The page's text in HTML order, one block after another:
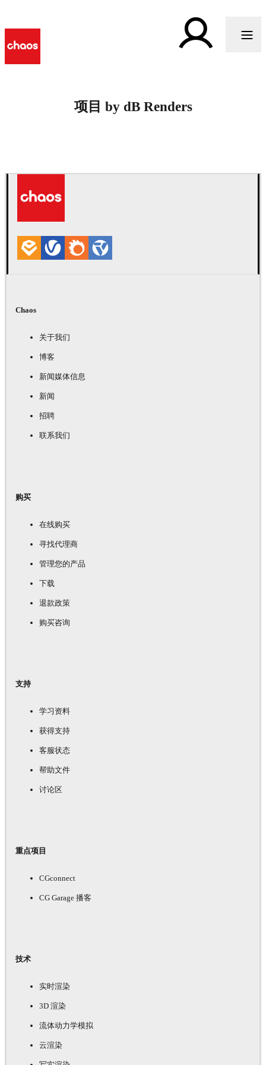
项目 by dB Renders
Chaos
关于我们
博客
新闻媒体信息
新闻
招聘
联系我们
购买
在线购买
寻找代理商
管理您的产品
下载
退款政策
购买咨询
支持
学习资料
获得支持
客服状态
帮助文件
讨论区
重点项目
CGconnect
CG Garage 播客
技术
实时渲染
3D 渲染
流体动力学模拟
云渲染